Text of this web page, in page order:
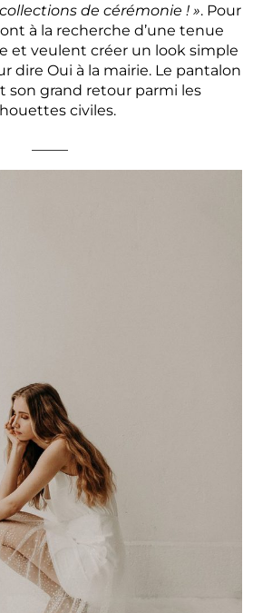
de cérémonie ! ». Pour
à la recherche d’une tenue
et veulent créer un look simple
dire Oui à la mairie. Le pantalon
son grand retour parmi les
civiles.